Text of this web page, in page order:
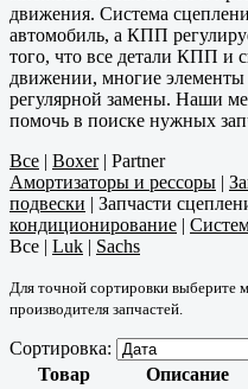
движения. Система
автомобиль, а КПП
того, что все детали КПП и
движении, многие элементы
регулярной замены. Наши
помочь в поиске нужных
Все | Boxer| Partner
Амортизаторы и рессоры |
подвески | Запчасти
кондиционирование |
Все | Luk | Sachs
Для точной сортировки выберите
производителя запчастей.
Сортировка:
Товар
Описание